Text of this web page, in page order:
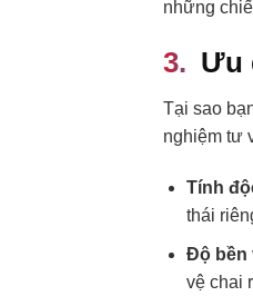
những
Ưu
Tại sao
nghiệm tư
Tính
thái
Độ bền
vệ chai